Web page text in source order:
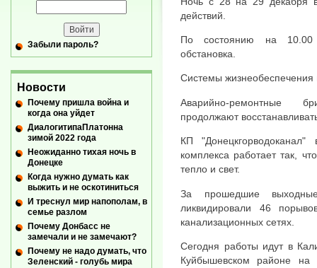
действий.
По состоянию на 10.00
обстановка.
Системы
Аварийно-ремонтные
продолжают
КП
комплекса работает так,
тепло и свет.
За прошедшие
ликвидировали 46
канализационных сетях.
Сегодня работы идут в
Куйбышевском районе на
Забыли пароль?
Новости
Почему пришла война и
когда она уйдет
ДиалогитипаПлатонна
зимой 2022 года
Неожиданно тихая ночь в
Донецке
Когда нужно думать как
выжить и не оскотиниться
И треснул мир напополам, в
семье разлом
Почему Донбасс не
замечали и не замечают?
Почему не надо думать, что
Зеленский - голубь мира